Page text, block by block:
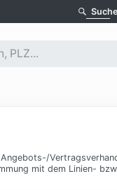
Suche
mit dem Linien-